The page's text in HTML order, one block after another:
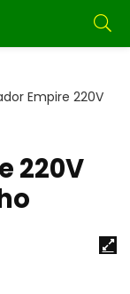
Empire 220V
220V